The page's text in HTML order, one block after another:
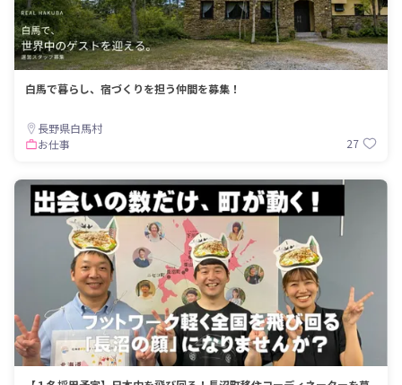
白馬で暮らし、宿づくりを担う仲間を募集！
長野県白馬村
お仕事
27